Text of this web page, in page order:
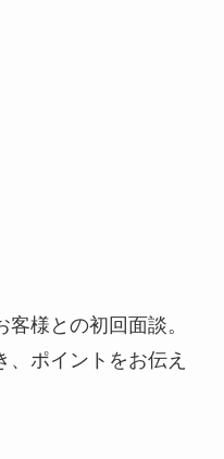
様との初回面談。
ポイントをお伝え